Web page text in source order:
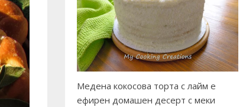
Медена кокосова торта с лайм е
ефирен домашен десерт с меки